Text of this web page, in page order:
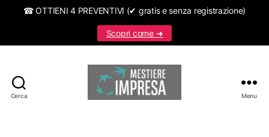
☎ OTTIENI 4 PREVENTIVI (✔ gratis e senza registrazione)
Scopri come ➜
Cerca Menu